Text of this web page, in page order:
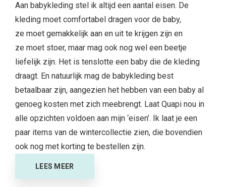
Aan babykleding stel ik altijd een aantal eisen. De
kleding moet comfortabel dragen voor de baby,
ze moet gemakkelijk aan en uit te krijgen zijn en
ze moet stoer, maar mag ook nog wel een beetje
liefelijk zijn. Het is tenslotte een baby die de kleding
draagt. En natuurlijk mag de babykleding best
betaalbaar zijn, aangezien het hebben van een baby al
genoeg kosten met zich meebrengt. Laat Quapi nou in
alle opzichten voldoen aan mijn ‘eisen’. Ik laat je een
paar items van de wintercollectie zien, die bovendien
ook nog met korting te bestellen zijn.
LEES MEER